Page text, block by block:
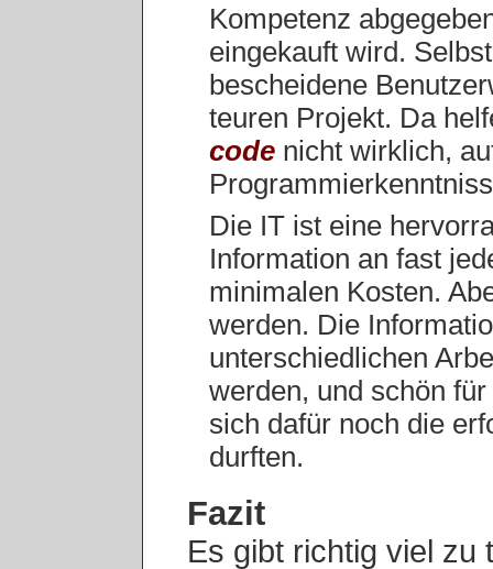
Kompetenz
eingekauft wird.
bescheidene
teuren Projekt. Da
code nicht wirklich,
Die IT ist eine
Information an fast
minimalen Kosten.
werden. Die
unterschiedlichen
werden, und schön
sich dafür noch die
durften.
Fazit
Es gibt richtig viel zu